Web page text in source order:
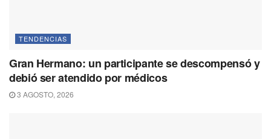
TENDENCIAS
Gran Hermano: un participante se descompensó y
debió ser atendido por médicos
3 AGOSTO, 2026